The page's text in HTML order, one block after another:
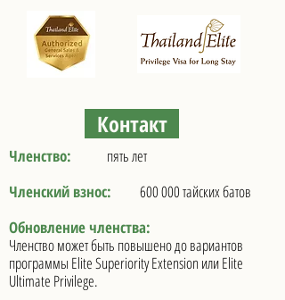
Контакт
Членство:
пять лет
Членский взнос:
600 000 тайских батов
Обновление членства:
Членство может быть повышено до вариантов
программы Elite Superiority Extension или Elite
Ultimate Privilege.